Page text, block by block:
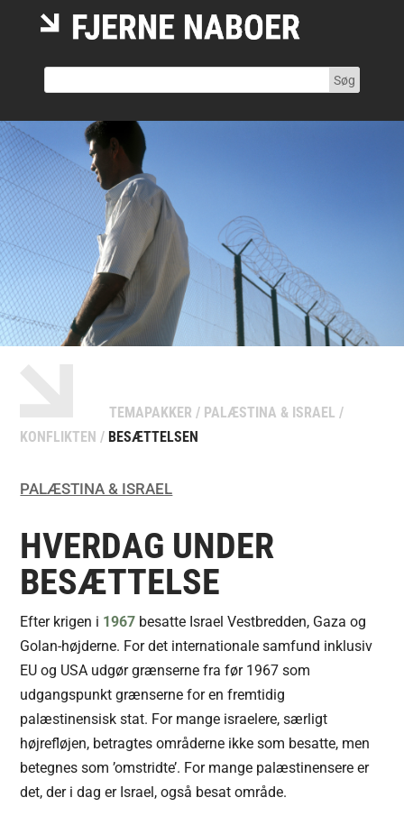
TEMAPAKKER / PALÆSTINA & ISRAEL /
KONFLIKTEN / BESÆTTELSEN
PALÆSTINA & ISRAEL
HVERDAG UNDER
BESÆTTELSE
Efter krigen i 1967 besatte Israel Vestbredden, Gaza og
Golan-højderne. For det internationale samfund inklusiv
EU og USA udgør grænserne fra før 1967 som
udgangspunkt grænserne for en fremtidig
palæstinensisk stat. For mange israelere, særligt
højrefløjen, betragtes områderne ikke som besatte, men
betegnes som ’omstridte’. For mange palæstinensere er
det, der i dag er Israel, også besat område.